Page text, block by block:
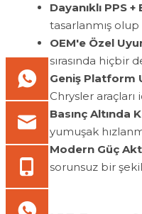
Dayanıklı PPS
tasarlanmış
OEM'e Özel
sırasında hiçbir
Geniş Platform
Chrysler araçları
Basınç Altında
yumuşak
Modern Güç
sorunsuz bir